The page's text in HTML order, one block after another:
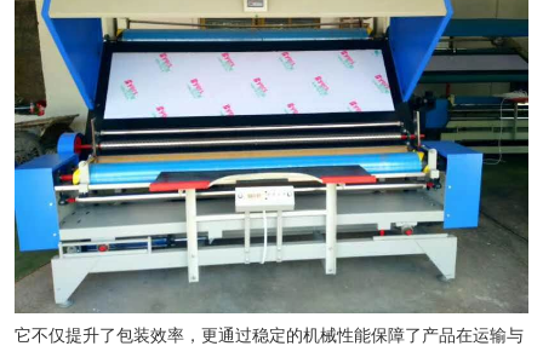
它不仅提升了包装效率，更通过稳定的机械性能保障了产品在运输与